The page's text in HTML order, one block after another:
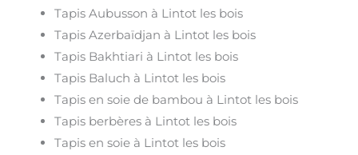
Tapis Aubusson à Lintot les bois
Tapis Azerbaïdjan à Lintot les bois
Tapis Bakhtiari à Lintot les bois
Tapis Baluch à Lintot les bois
Tapis en soie de bambou à Lintot les bois
Tapis berbères à Lintot les bois
Tapis en soie à Lintot les bois